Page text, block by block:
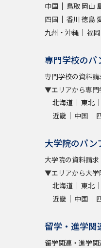
中国
鳥取 岡山
四国
香川 徳島
九州・沖縄
福岡
専門学校のパ
専門学校の資料請
▼エリアから専門
北海道
東北
近畿
中国
大学院のパン
大学院の資料請求
▼エリアから大学
北海道
東北
近畿
中国
留学・進学関
留学関連・進学